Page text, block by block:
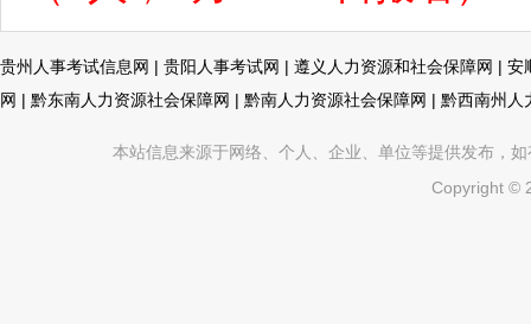
贵州人事考试信息网 | 贵阳人事考试网 | 遵义人力资源和社会保障网 | 安
网 | 黔东南人力资源社会保障网 | 黔南人力资源社会保障网 | 黔西南州人
本站信息来源于网络、个人、企业、单位等提供发布，
Copyright ©